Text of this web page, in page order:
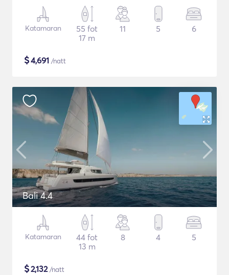
Katamaran
55 fot
17 m
11 5 6
$4,691 /natt
Bali 4.4
Katamaran
44 fot
13 m
8 4 5
$2,132/natt